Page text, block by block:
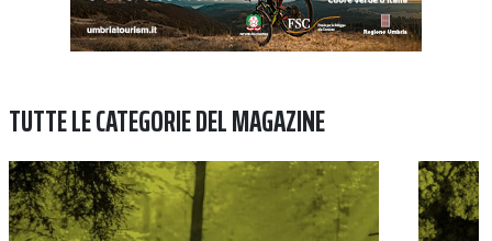
TUTTE LE CATEGORIE DEL MAGAZINE